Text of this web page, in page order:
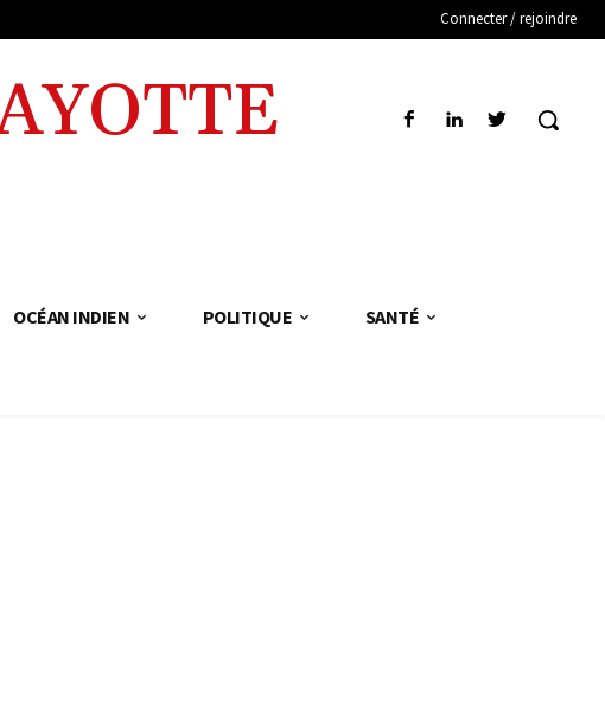
Connecter / rejoindre
OCÉAN INDIEN POLITIQUE SANTÉ